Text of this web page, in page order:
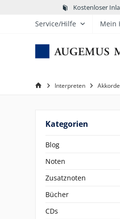
Kostenloser
Service/Hilfe Mein
Interpreten
Kategorien
Blog
Noten
Zusatznoten
Bücher
CDs